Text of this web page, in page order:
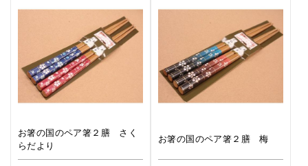
お箸の国のペア箸２膳 さく
らだより
お箸の国のペア箸２膳 梅